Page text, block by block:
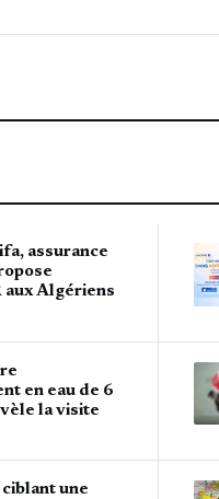
assurance
aux Algériens
en eau de 6
la visite
une